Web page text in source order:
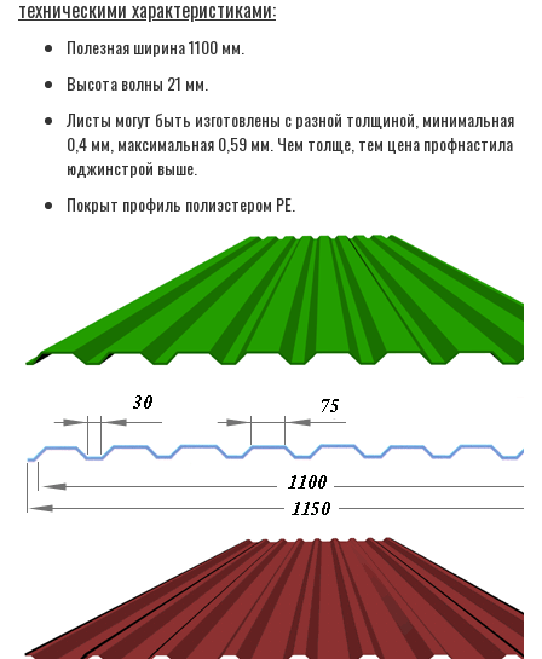
техническими характеристиками:
Полезная ширина 1100 мм.
Высота волны 21 мм.
Листы могут быть изготовлены с разной толщиной, минимальная
0,4 мм, максимальная 0,59 мм. Чем толще, тем цена профнастила
юджинстрой выше.
Покрыт профиль полиэстером PE.